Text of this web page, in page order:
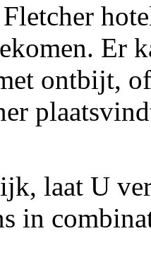
Fletcher
Er
ontbijt,
laat U
in